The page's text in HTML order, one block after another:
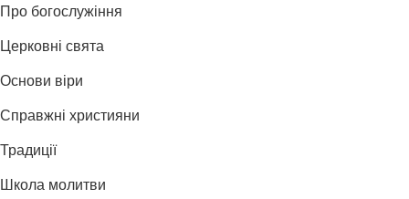
Про богослужіння
Церковні свята
Основи віри
Справжні християни
Традиції
Школа молитви